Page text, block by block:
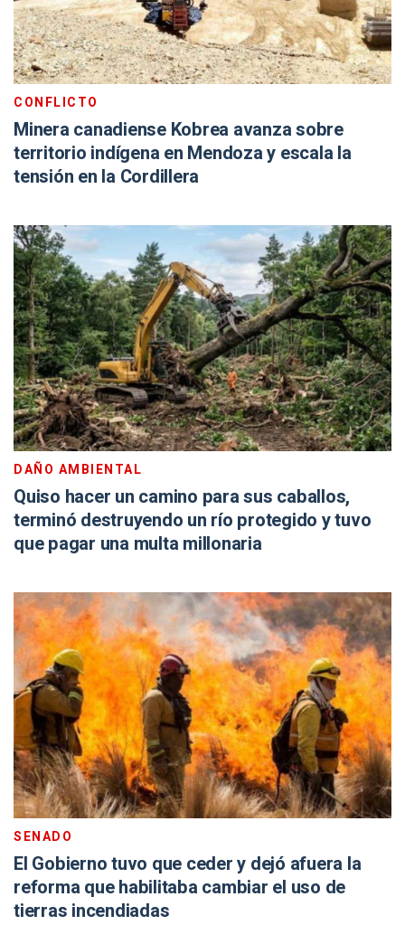
CONFLICTO
Minera canadiense Kobrea avanza sobre
territorio indígena en Mendoza y escala la
tensión en la Cordillera
DAÑO AMBIENTAL
Quiso hacer un camino para sus caballos,
terminó destruyendo un río protegido y tuvo
que pagar una multa millonaria
SENADO
El Gobierno tuvo que ceder y dejó afuera la
reforma que habilitaba cambiar el uso de
tierras incendiadas